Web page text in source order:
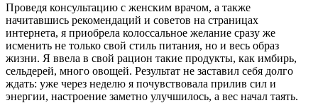
Проведя консультацию с женским врачом, а также
начитавшись рекомендаций и советов на страницах
интернета, я приобрела колоссальное желание сразу же
исменить не только свой стиль питания, но и весь образ
жизни. Я ввела в свой рацион такие продукты, как имбирь,
сельдерей, много овощей. Результат не заставил себя долго
ждать: уже через неделю я почувствовала прилив сил и
энергии, настроение заметно улучшилось, а вес начал таять.